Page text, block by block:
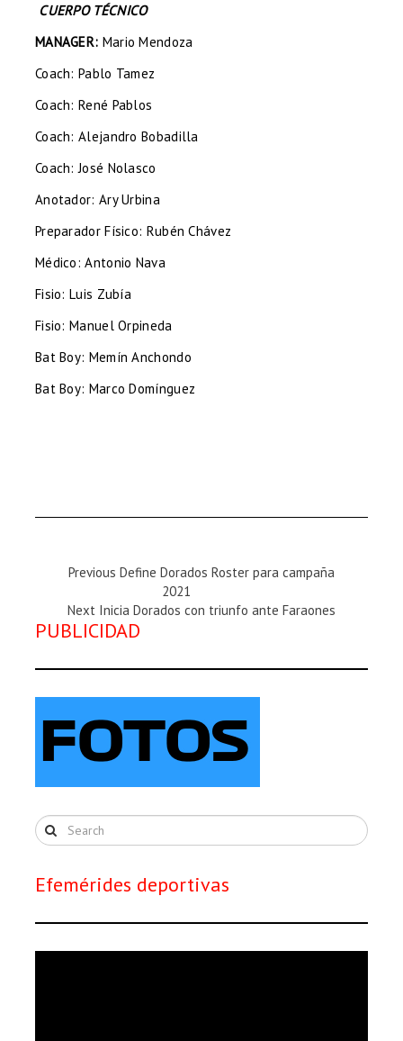
CUERPO TÉCNICO
MANAGER: Mario Mendoza
Coach: Pablo Tamez
Coach: René Pablos
Coach: Alejandro Bobadilla
Coach: José Nolasco
Anotador: Ary Urbina
Preparador Físico: Rubén Chávez
Médico: Antonio Nava
Fisio: Luis Zubía
Fisio: Manuel Orpineda
Bat Boy: Memín Anchondo
Bat Boy: Marco Domínguez
Previous
:
Previous Define Dorados Roster para campaña
2021
Next
Magazine
Next Inicia Dorados con triunfo ante Faraones
PUBLICIDAD
Efemérides deportivas